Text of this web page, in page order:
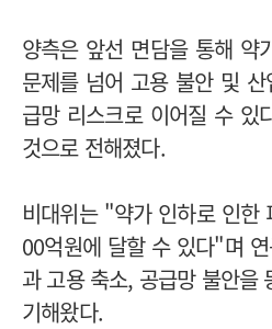
양측은 앞선 면담을 통해 약
문제를 넘어 고용 불안 및
급망 리스크로 이어질 수 있
것으로 전해졌다.
비대위는 "약가 인하로 인한
00억원에 달할 수 있다"며
과 고용 축소, 공급망 불안을
기해왔다.